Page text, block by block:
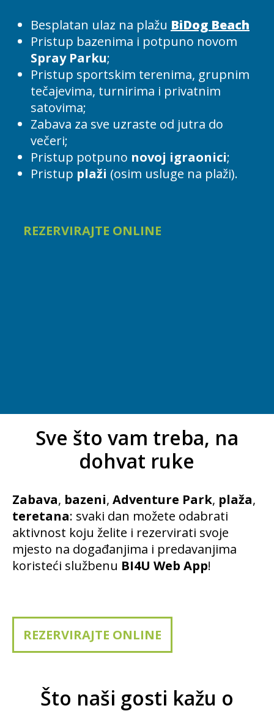
Besplatan ulaz na plažu BiDog Beach
Pristup bazenima i potpuno novom
Spray Parku;
Pristup sportskim terenima, grupnim
tečajevima, turnirima i privatnim
satovima;
Zabava za sve uzraste od jutra do
večeri;
Pristup potpuno novoj igraonici;
Pristup plaži (osim usluge na plaži).
REZERVIRAJTE ONLINE
Sve što vam treba, na
dohvat ruke
Zabava, bazeni, Adventure Park, plaža,
teretana: svaki dan možete odabrati
aktivnost koju želite i rezervirati svoje
mjesto na događanjima i predavanjima
koristeći službenu BI4U Web App!
REZERVIRAJTE ONLINE
Što naši gosti kažu o